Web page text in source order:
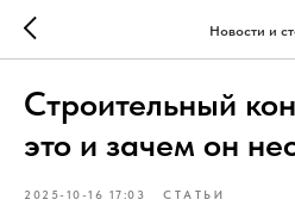
Новости и
Строительный
это и зачем он
2025-10-16 17:03 СТАТЬИ